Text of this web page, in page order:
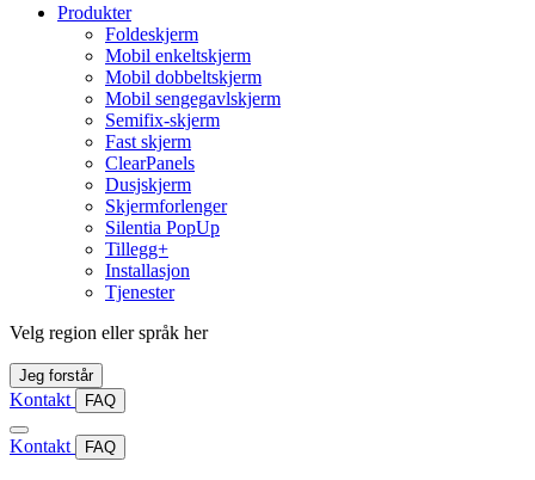
Produkter
Foldeskjerm
Mobil enkeltskjerm
Mobil dobbeltskjerm
Mobil sengegavlskjerm
Semifix-skjerm
Fast skjerm
ClearPanels
Dusjskjerm
Skjermforlenger
Silentia PopUp
Tillegg+
Installasjon
Tjenester
Velg region eller språk her
Jeg forstår
Kontakt FAQ
Kontakt FAQ